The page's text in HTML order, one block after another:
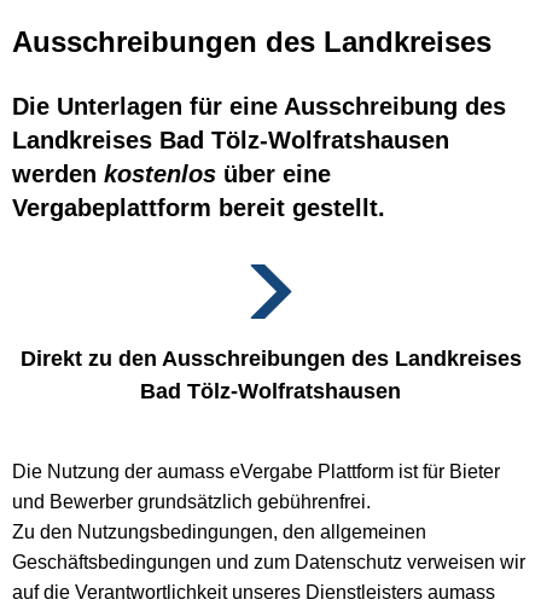
Ausschreibungen des Landkreises
Die Unterlagen für eine Ausschreibung des
Landkreises Bad Tölz-Wolfratshausen
werden kostenlos über eine
Vergabeplattform bereit gestellt.
Direkt zu den Ausschreibungen des Landkreises
Bad Tölz-Wolfratshausen
Die Nutzung der aumass eVergabe Plattform ist für Bieter
und Bewerber grundsätzlich gebührenfrei.
Zu den Nutzungsbedingungen, den allgemeinen
Geschäftsbedingungen und zum Datenschutz verweisen wir
auf die Verantwortlichkeit unseres Dienstleisters aumass